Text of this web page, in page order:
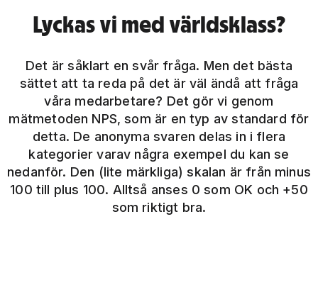
Lyckas vi med världsklass?
Det är såklart en svår fråga. Men det bästa
sättet att ta reda på det är väl ändå att fråga
våra medarbetare? Det gör vi genom
mätmetoden NPS, som är en typ av standard för
detta. De anonyma svaren delas in i flera
kategorier varav några exempel du kan se
nedanför. Den (lite märkliga) skalan är från minus
100 till plus 100. Alltså anses 0 som OK och +50
som riktigt bra.